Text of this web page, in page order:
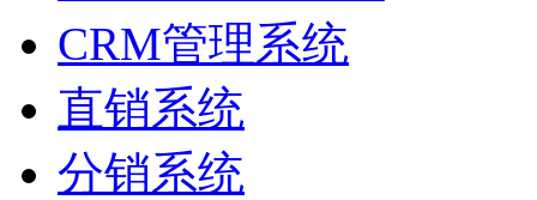
CRM管理系统
直销系统
分销系统